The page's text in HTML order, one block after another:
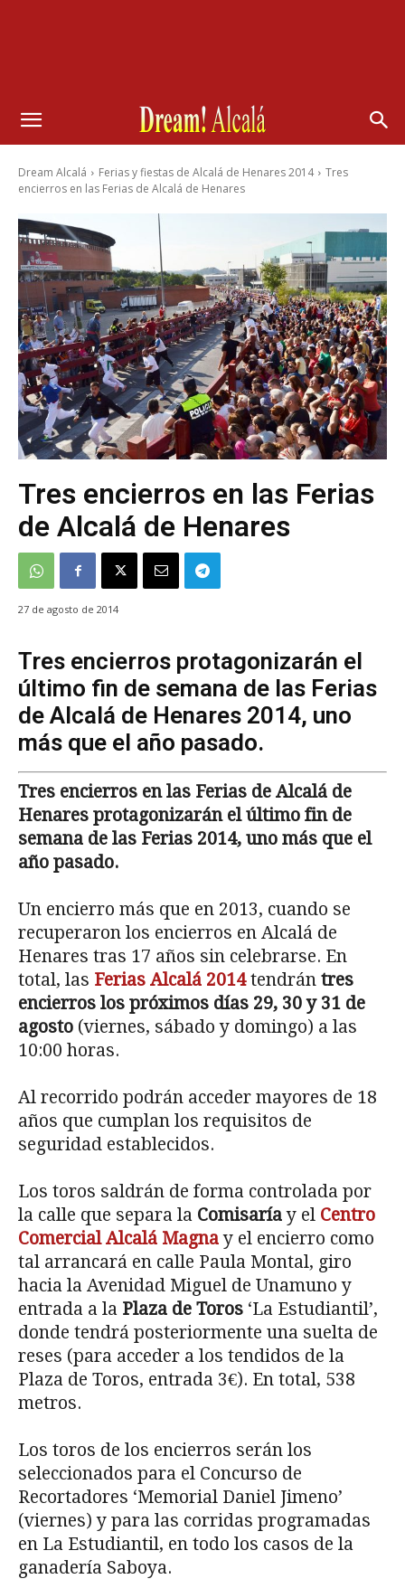
Dream Alcalá Ferias y fiestas de Alcalá de Henares 2014
Tres
encierros en las Ferias de Alcalá de Henares
Tres encierros en las Ferias
de Alcalá de Henares
27 de agosto de 2014
Tres encierros protagonizarán el
último fin de semana de las Ferias
de Alcalá de Henares 2014, uno
más que el año pasado.
Tres encierros en las Ferias de Alcalá de
Henares protagonizarán el último fin de
semana de las Ferias 2014, uno más que el
año pasado.
Un encierro más que en 2013, cuando se
recuperaron los encierros en Alcalá de
Henares tras 17 años sin celebrarse. En
total, las Ferias Alcalá 2014tendrán tres
encierros los próximos días 29, 30 y 31 de
agosto (viernes, sábado y domingo) a las
10:00 horas.
Al recorrido podrán acceder mayores de 18
años que cumplan los requisitos de
seguridad establecidos.
Los toros saldrán de forma controlada por
la calle que separa la Comisaríay el Centro
Comercial Alcalá Magna y el encierro como
tal arrancará en calle Paula Montal, giro
hacia la Avenidad Miguel de Unamuno y
entrada a la Plaza de Toros ‘La Estudiantil’,
donde tendrá posteriormente una suelta de
reses (para acceder a los tendidos de la
Plaza de Toros, entrada 3€). En total, 538
metros.
Los toros de los encierros serán los
seleccionados para el Concurso de
Recortadores ‘Memorial Daniel Jimeno’
(viernes) y para las corridas programadas
en La Estudiantil, en todo los casos de la
ganadería Saboya.